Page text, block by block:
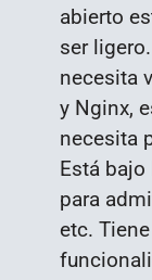
abierto
ser
necesita
y Nginx,
necesita
Está
para
etc.